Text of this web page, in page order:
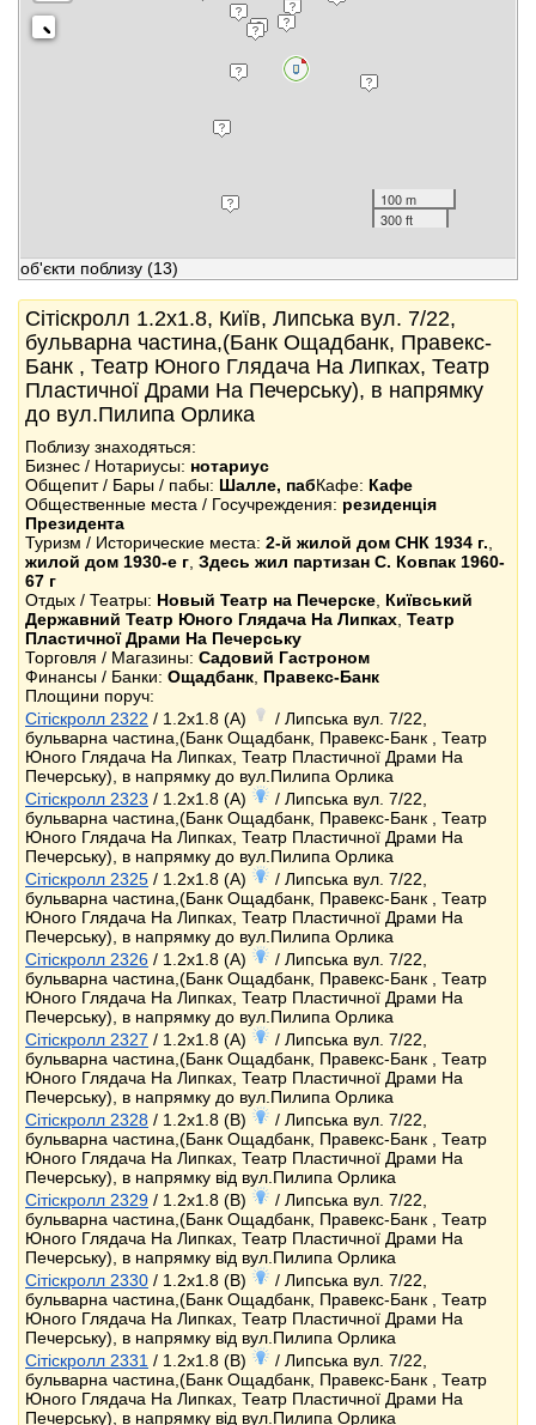
100 m
300 ft
об'єкти поблизу (13)
Сітіскролл 1.2x1.8, Київ, Липська вул. 7/22,
бульварна частина,(Банк Ощадбанк, Правекс-
Банк , Театр Юного Глядача На Липках, Театр
Пластичної Драми На Печерську), в напрямку
до вул.Пилипа Орлика
Поблизу знаходяться:
Бизнес / Нотариусы: нотариус
Общепит / Бары / пабы: Шалле, пабКафе: Кафе
Общественные места / Госучреждения: резиденція
Президента
Туризм / Исторические места: 2-й жилой дом СНК 1934 г.
жилой дом 1930-е г Здесь жил партизан С. Ковпак 1960-
67 г
Отдых / Театры: Новый Театр на Печерске Київський
Державний Театр Юного Глядача На Липках Театр
Пластичної Драми На Печерську
Торговля / Магазины: Садовий Гастроном
Финансы / Банки: Ощадбанк Правекс-Банк
Площини поруч:
Сітіскролл 2322 / 1.2x1.8 (A)
/ Липська вул. 7/22,
бульварна частина,(Банк Ощадбанк, Правекс-Банк , Театр
Юного Глядача На Липках, Театр Пластичної Драми На
Печерську), в напрямку до вул.Пилипа Орлика
Сітіскролл 2323 / 1.2x1.8 (A)
/ Липська вул. 7/22,
бульварна частина,(Банк Ощадбанк, Правекс-Банк , Театр
Юного Глядача На Липках, Театр Пластичної Драми На
Печерську), в напрямку до вул.Пилипа Орлика
Сітіскролл 2325 / 1.2x1.8 (A)
/ Липська вул. 7/22,
бульварна частина,(Банк Ощадбанк, Правекс-Банк , Театр
Юного Глядача На Липках, Театр Пластичної Драми На
Печерську), в напрямку до вул.Пилипа Орлика
Сітіскролл 2326 / 1.2x1.8 (A)
/ Липська вул. 7/22,
бульварна частина,(Банк Ощадбанк, Правекс-Банк , Театр
Юного Глядача На Липках, Театр Пластичної Драми На
Печерську), в напрямку до вул.Пилипа Орлика
Сітіскролл 2327 / 1.2x1.8 (A)
/ Липська вул. 7/22,
бульварна частина,(Банк Ощадбанк, Правекс-Банк , Театр
Юного Глядача На Липках, Театр Пластичної Драми На
Печерську), в напрямку до вул.Пилипа Орлика
Сітіскролл 2328 / 1.2x1.8 (B)
/ Липська вул. 7/22,
бульварна частина,(Банк Ощадбанк, Правекс-Банк , Театр
Юного Глядача На Липках, Театр Пластичної Драми На
Печерську), в напрямку від вул.Пилипа Орлика
Сітіскролл 2329 / 1.2x1.8 (B)
/ Липська вул. 7/22,
бульварна частина,(Банк Ощадбанк, Правекс-Банк , Театр
Юного Глядача На Липках, Театр Пластичної Драми На
Печерську), в напрямку від вул.Пилипа Орлика
Сітіскролл 2330 / 1.2x1.8 (B)
/ Липська вул. 7/22,
бульварна частина,(Банк Ощадбанк, Правекс-Банк , Театр
Юного Глядача На Липках, Театр Пластичної Драми На
Печерську), в напрямку від вул.Пилипа Орлика
Сітіскролл 2331 / 1.2x1.8 (B)
/ Липська вул. 7/22,
бульварна частина,(Банк Ощадбанк, Правекс-Банк , Театр
Юного Глядача На Липках, Театр Пластичної Драми На
Печерську), в напрямку від вул.Пилипа Орлика